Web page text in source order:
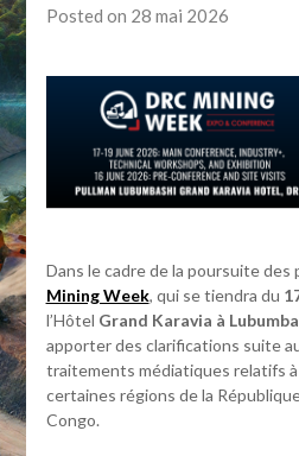
Posted on 28 mai 2026
Dans le cadre de la poursuite des
Mining Week, qui se tiendra du
l’Hôtel Grand Karavia à
apporter des clarifications suite
traitements médiatiques relatifs à
certaines régions de la
Congo.